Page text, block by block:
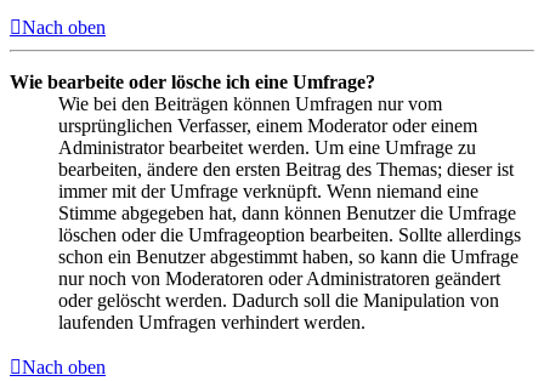
Nach oben
Wie bearbeite oder lösche ich eine Umfrage?
Wie bei den Beiträgen können Umfragen nur vom
ursprünglichen Verfasser, einem Moderator oder einem
Administrator bearbeitet werden. Um eine Umfrage zu
bearbeiten, ändere den ersten Beitrag des Themas; dieser ist
immer mit der Umfrage verknüpft. Wenn niemand eine
Stimme abgegeben hat, dann können Benutzer die Umfrage
löschen oder die Umfrageoption bearbeiten. Sollte allerdings
schon ein Benutzer abgestimmt haben, so kann die Umfrage
nur noch von Moderatoren oder Administratoren geändert
oder gelöscht werden. Dadurch soll die Manipulation von
laufenden Umfragen verhindert werden.
Nach oben